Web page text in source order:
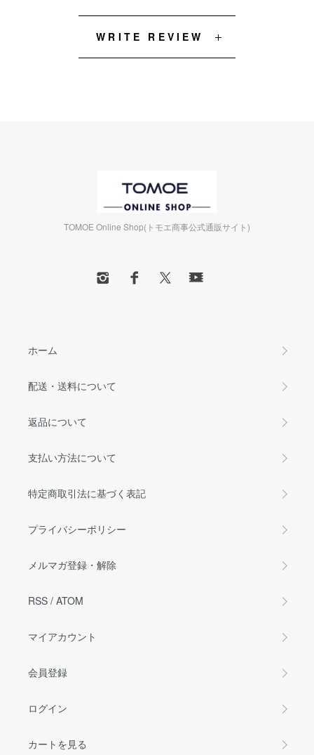
WRITE REVIEW
TOMOE Online Shop(トモエ商事公式通販サイト)
ホーム
配送・送料について
返品について
支払い方法について
特定商取引法に基づく表記
プライバシーポリシー
メルマガ登録・解除
RSS / ATOM
マイアカウント
会員登録
ログイン
カートを見る